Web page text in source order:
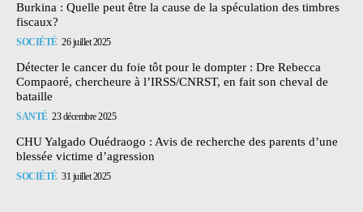
Burkina : Quelle peut être la cause de la spéculation des timbres
fiscaux?
SOCIÉTÉ 26 juillet 2025
Détecter le cancer du foie tôt pour le dompter : Dre Rebecca
Compaoré, chercheure à l’IRSS/CNRST, en fait son cheval de
bataille
SANTÉ 23 décembre 2025
CHU Yalgado Ouédraogo : Avis de recherche des parents d’une
blessée victime d’agression
SOCIÉTÉ 31 juillet 2025